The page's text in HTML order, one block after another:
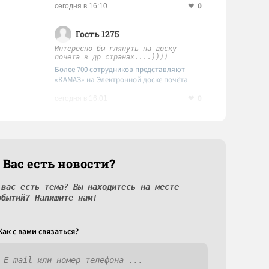
сегодня в 16:10 0
Гость 1275
Интересно бы глянуть на доску
почета в др странах....))))
Более 700 сотрудников представляют
«КАМАЗ» на Электронной доске почёта
есть новости?
есть тема? Вы находитесь на месте
Напишите нам!
c вами связаться?